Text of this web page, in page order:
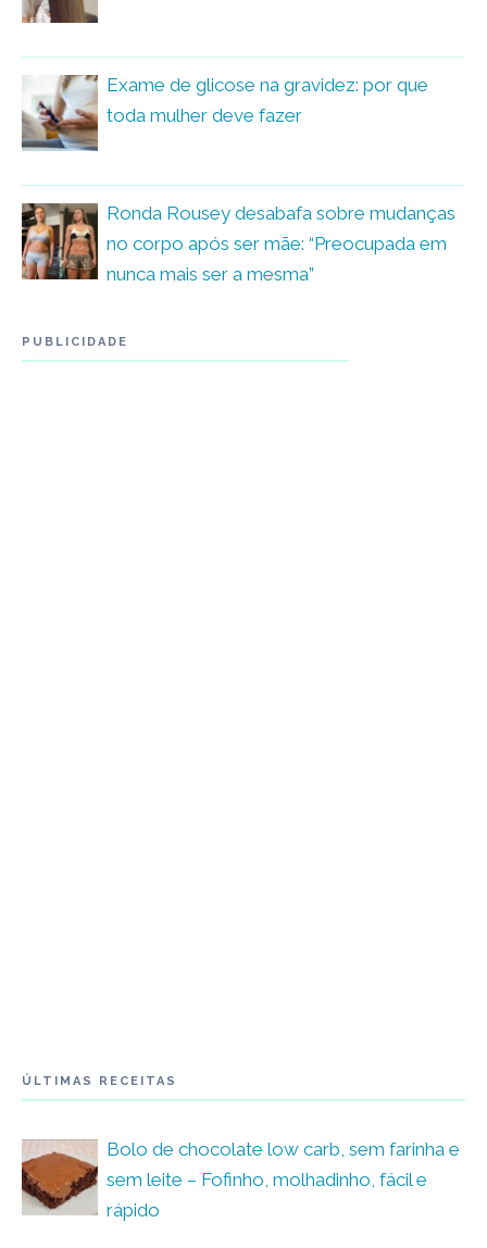
Exame de glicose na gravidez: por que
toda mulher deve fazer
Ronda Rousey desabafa sobre mudanças
no corpo após ser mãe: “Preocupada em
nunca mais ser a mesma”
PUBLICIDADE
ÚLTIMAS RECEITAS
Bolo de chocolate low carb, sem farinha e
sem leite – Fofinho, molhadinho, fácil e
rápido